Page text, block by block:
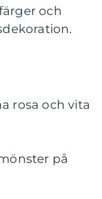
och
rosa och vita
på